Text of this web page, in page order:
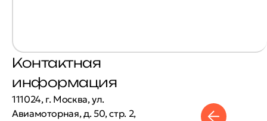
Контактная
информация
111024, г. Москва, ул.
Авиамоторная, д. 50, стр. 2,